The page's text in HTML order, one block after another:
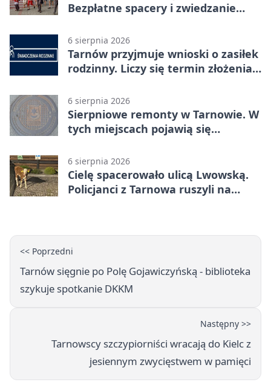
Bezpłatne spacery i zwiedzanie
6 sierpnia 2026
Tarnów przyjmuje wnioski o zasiłek
rodzinny. Liczy się termin złożenia
6 sierpnia 2026
Sierpniowe remonty w Tarnowie. W
tych miejscach pojawią się
6 sierpnia 2026
Cielę spacerowało ulicą Lwowską.
Policjanci z Tarnowa ruszyli na
<< Poprzedni
Tarnów sięgnie po Polę Gojawiczyńską - biblioteka
szykuje spotkanie DKKM
Następny >>
Tarnowscy szczypiorniści wracają do Kielc z
jesiennym zwycięstwem w pamięci